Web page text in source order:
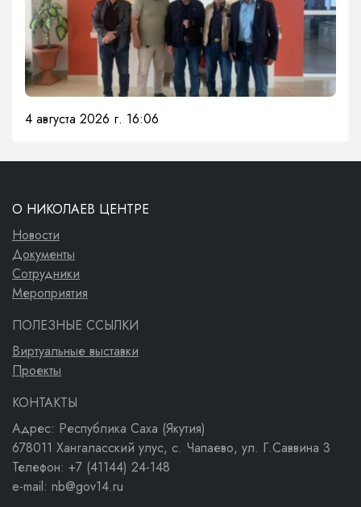
4 августа 2026 г. 16:06
О НИКОЛАЕВ ЦЕНТРЕ
Новости
Документы
Сотрудники
Мероприятия
ПОЛЕЗНЫЕ ССЫЛКИ
Виртуальные выставки
Проекты
КОНТАКТЫ
Адрес: Республика Саха (Якутия)
678011 Хангаласский улус, с. Чапаево, ул. Г.Саввина 3
Телефон: +7 (41144) 24-148
e-mail: nb@gov14.ru